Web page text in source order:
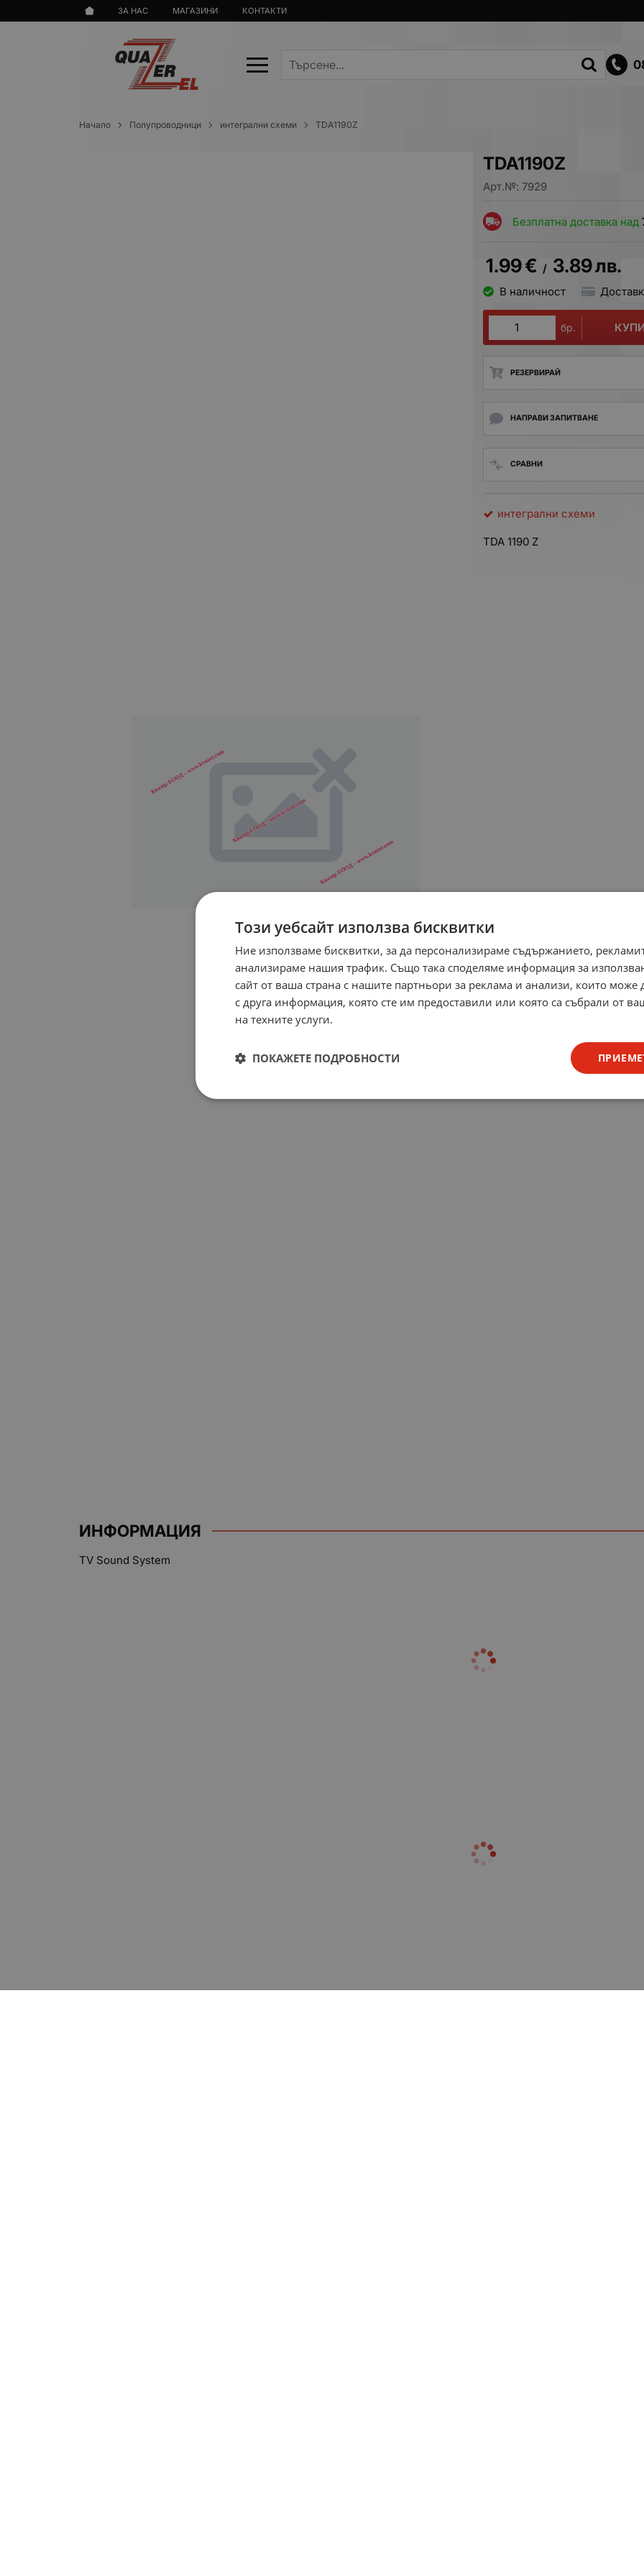
ЗА НАС МАГАЗИНИ КОНТАКТИ
Начало Полупроводници интегрални схеми TDA1190Z
TDA1190Z
Арт.№: 7929
Безплатна доставка над
1.99€ / 3.89лв.
В наличност
бр.
РЕЗЕРВИРАЙ
НАПРАВИ ЗАПИТВАНЕ
СРАВНИ
интегрални схеми
TDA 1190 Z
ИНФОРМАЦИЯ
TV Sound System
Този уебсайт използва бисквитки
Ние използваме бисквитки, за да персонализираме съдържанието,
анализираме нашия трафик. Също така споделяме информация за
сайт от ваша страна с нашите партньори за реклама и анализи, които може
с друга информация, която сте им предоставили или която са събрали от
на техните услуги.
ПОКАЖЕТЕ ПОДРОБНОСТИ